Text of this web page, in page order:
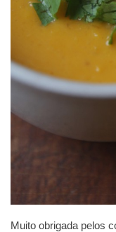
Muito obrigada pelos